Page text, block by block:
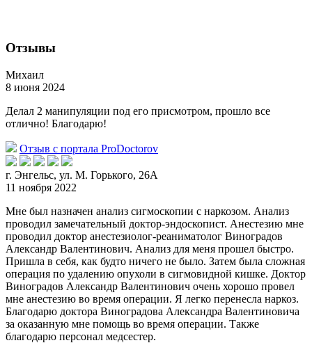
Отзывы
Михаил
8 июня 2024
Делал 2 манипуляции под его присмотром, прошло все
отлично! Благодарю!
Отзыв с портала ProDoctorov
г. Энгельс, ул. М. Горького, 26А
11 ноября 2022
Мне был назначен анализ сигмоскопии с наркозом. Анализ
проводил замечательный доктор-эндоскопист. Анестезию мне
проводил доктор анестезиолог-реаниматолог Виноградов
Александр Валентинович. Анализ для меня прошел быстро.
Пришла в себя, как будто ничего не было. Затем была сложная
операция по удалению опухоли в сигмовидной кишке. Доктор
Виноградов Александр Валентинович очень хорошо провел
мне анестезию во время операции. Я легко перенесла наркоз.
Благодарю доктора Виноградова Александра Валентиновича
за оказанную мне помощь во время операции. Также
благодарю персонал медсестер.